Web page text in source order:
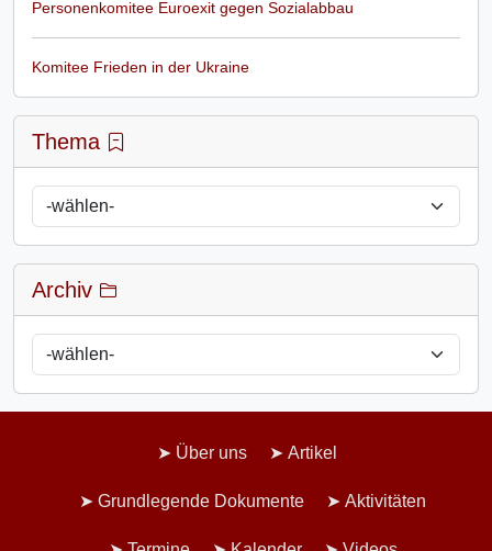
Personenkomitee Euroexit gegen Sozialabbau
Komitee Frieden in der Ukraine
Thema
Archiv
Über uns Artikel
Grundlegende Dokumente Aktivitäten